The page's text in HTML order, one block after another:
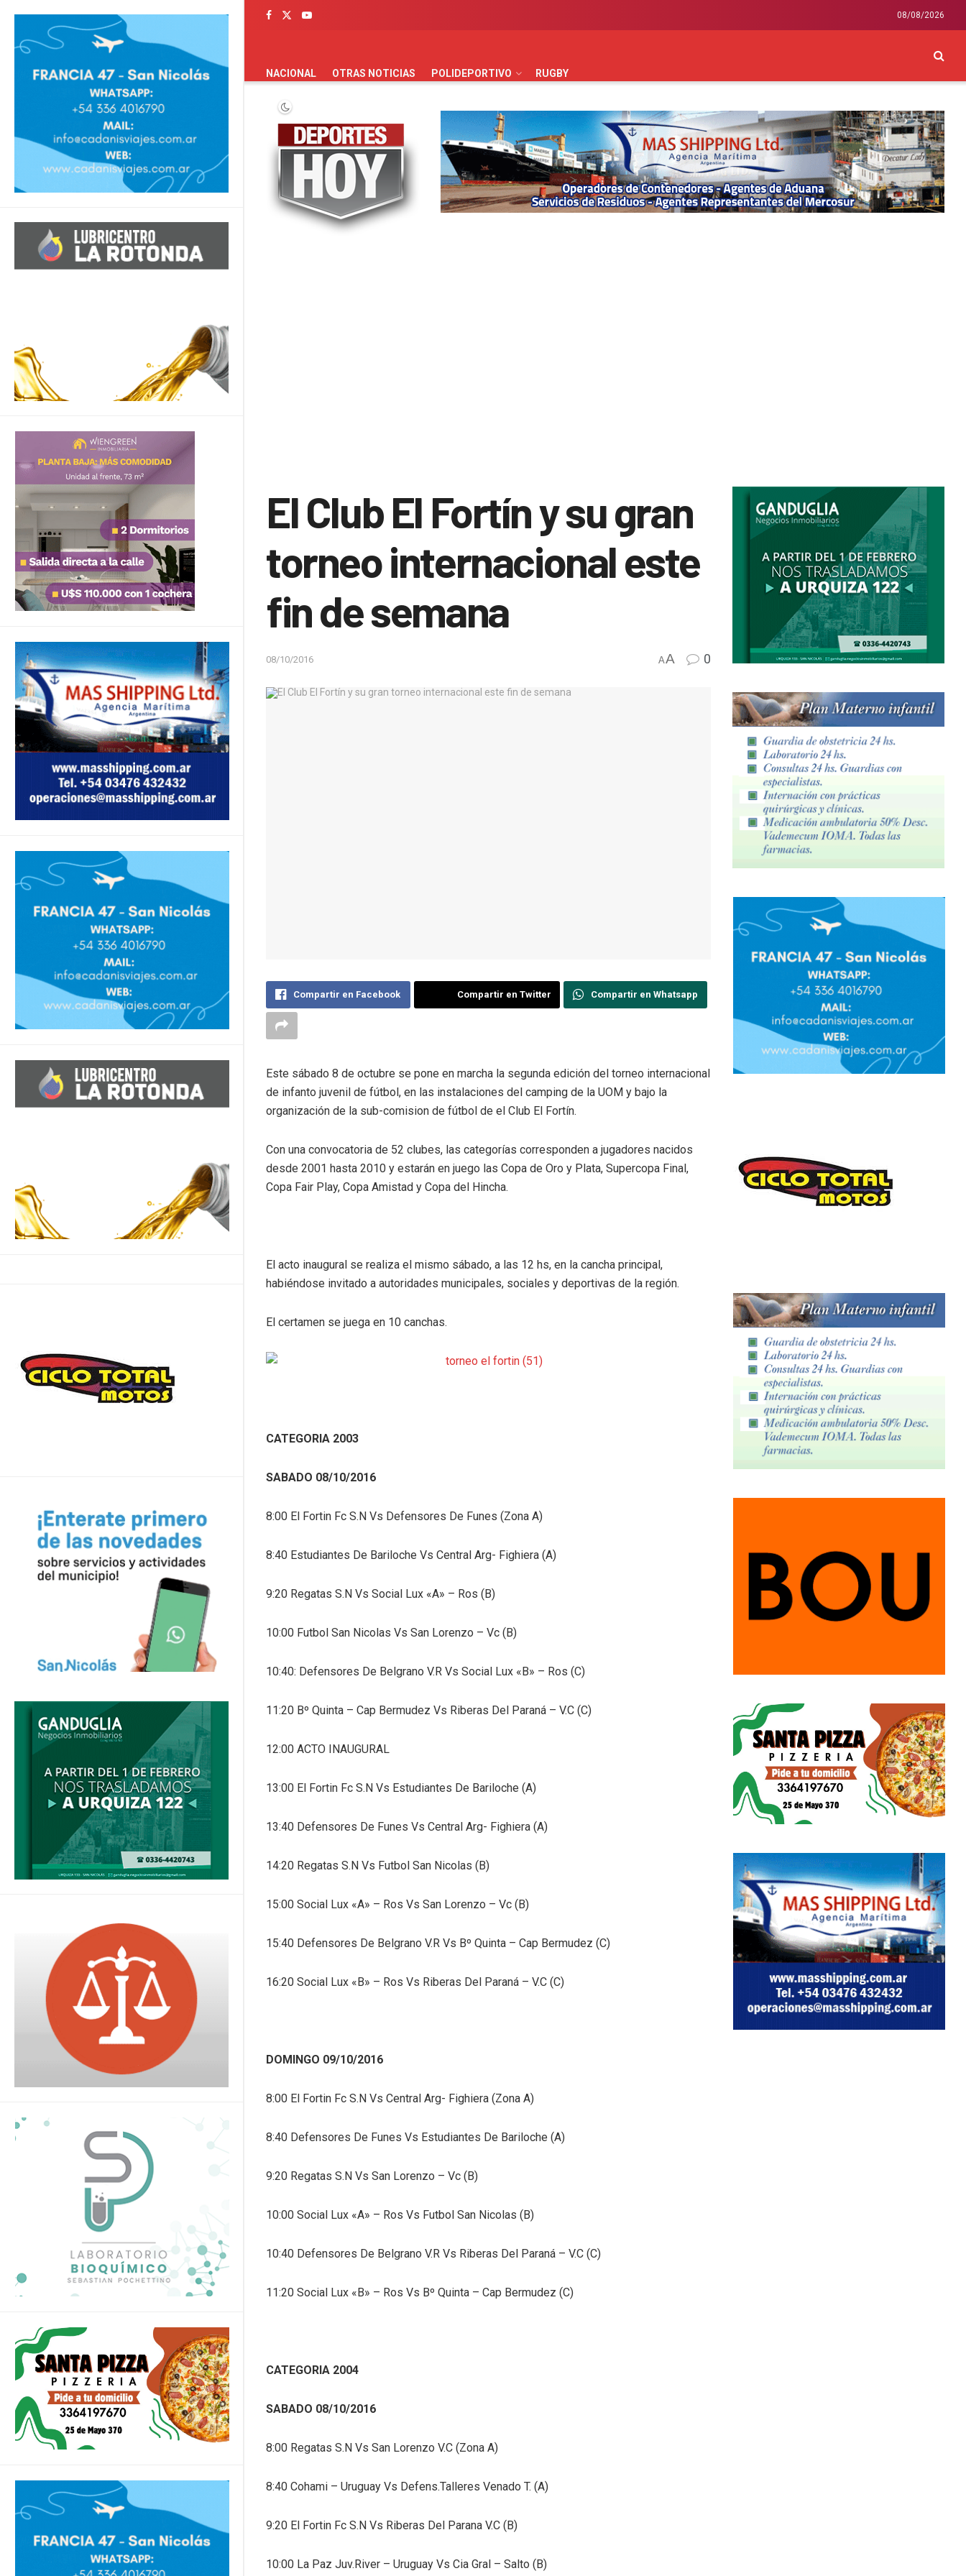
08/08/2026
PORTADA
NACIONAL OTRAS NOTICIAS POLIDEPORTIVO RUGBY
El Club El Fortín y su gran
torneo internacional este
fin de semana
08/10/2016 AA 0
Compartir en Facebook Compartir en Twitter Compartir en Whatsapp
Este sábado 8 de octubre se pone en marcha la segunda edición del torneo internacional
de infanto juvenil de fútbol, en las instalaciones del camping de la UOM y bajo la
organización de la sub-comision de fútbol de el Club El Fortín.
Con una convocatoria de 52 clubes, las categorías corresponden a jugadores nacidos
desde 2001 hasta 2010 y estarán en juego las Copa de Oro y Plata, Supercopa Final,
Copa Fair Play, Copa Amistad y Copa del Hincha.
El acto inaugural se realiza el mismo sábado, a las 12 hs, en la cancha principal,
habiéndose invitado a autoridades municipales, sociales y deportivas de la región.
El certamen se juega en 10 canchas.
CATEGORIA 2003
SABADO 08/10/2016
8:00 El Fortin Fc S.N Vs Defensores De Funes (Zona A)
8:40 Estudiantes De Bariloche Vs Central Arg- Fighiera (A)
9:20 Regatas S.N Vs Social Lux «A» – Ros (B)
10:00 Futbol San Nicolas Vs San Lorenzo – Vc (B)
10:40: Defensores De Belgrano V.R Vs Social Lux «B» – Ros (C)
11:20 Bº Quinta – Cap Bermudez Vs Riberas Del Paraná – V.C (C)
12:00 ACTO INAUGURAL
13:00 El Fortin Fc S.N Vs Estudiantes De Bariloche (A)
13:40 Defensores De Funes Vs Central Arg- Fighiera (A)
14:20 Regatas S.N Vs Futbol San Nicolas (B)
15:00 Social Lux «A» – Ros Vs San Lorenzo – Vc (B)
15:40 Defensores De Belgrano V.R Vs Bº Quinta – Cap Bermudez (C)
16:20 Social Lux «B» – Ros Vs Riberas Del Paraná – V.C (C)
DOMINGO 09/10/2016
8:00 El Fortin Fc S.N Vs Central Arg- Fighiera (Zona A)
8:40 Defensores De Funes Vs Estudiantes De Bariloche (A)
9:20 Regatas S.N Vs San Lorenzo – Vc (B)
10:00 Social Lux «A» – Ros Vs Futbol San Nicolas (B)
10:40 Defensores De Belgrano V.R Vs Riberas Del Paraná – V.C (C)
11:20 Social Lux «B» – Ros Vs Bº Quinta – Cap Bermudez (C)
CATEGORIA 2004
SABADO 08/10/2016
8:00 Regatas S.N Vs San Lorenzo V.C (Zona A)
8:40 Cohami – Uruguay Vs Defens.Talleres Venado T. (A)
9:20 El Fortin Fc S.N Vs Riberas Del Parana V.C (B)
10:00 La Paz Juv.River – Uruguay Vs Cia Gral – Salto (B)